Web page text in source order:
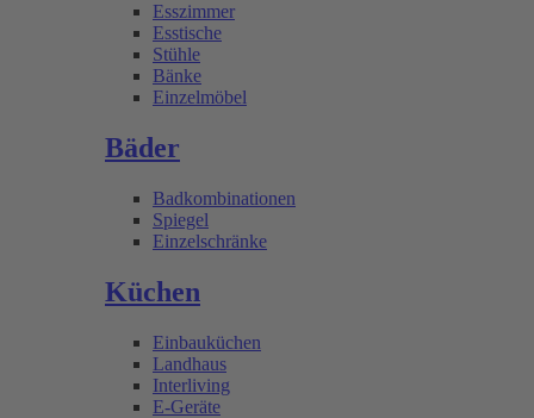
Esszimmer
Esstische
Stühle
Bänke
Einzelmöbel
Bäder
Badkombinationen
Spiegel
Einzelschränke
Küchen
Einbauküchen
Landhaus
Interliving
E-Geräte